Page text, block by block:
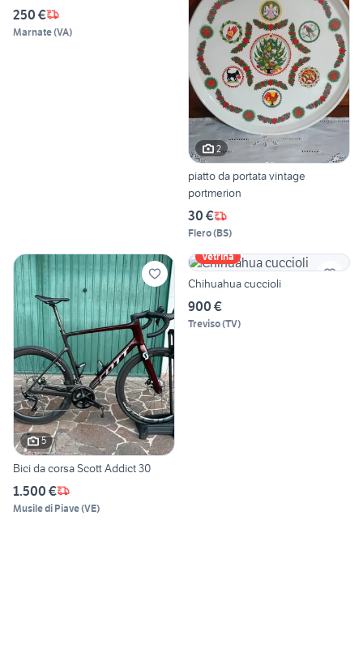
250 €
Marnate(VA)
2
piatto da portata vintage
portmerion
30 €
Flero(BS)
5
Bici da corsa Scott Addict 30
1.500 €
Musile di Piave(VE)
Vetrina
Chihuahua cuccioli
900 €
Treviso(TV)